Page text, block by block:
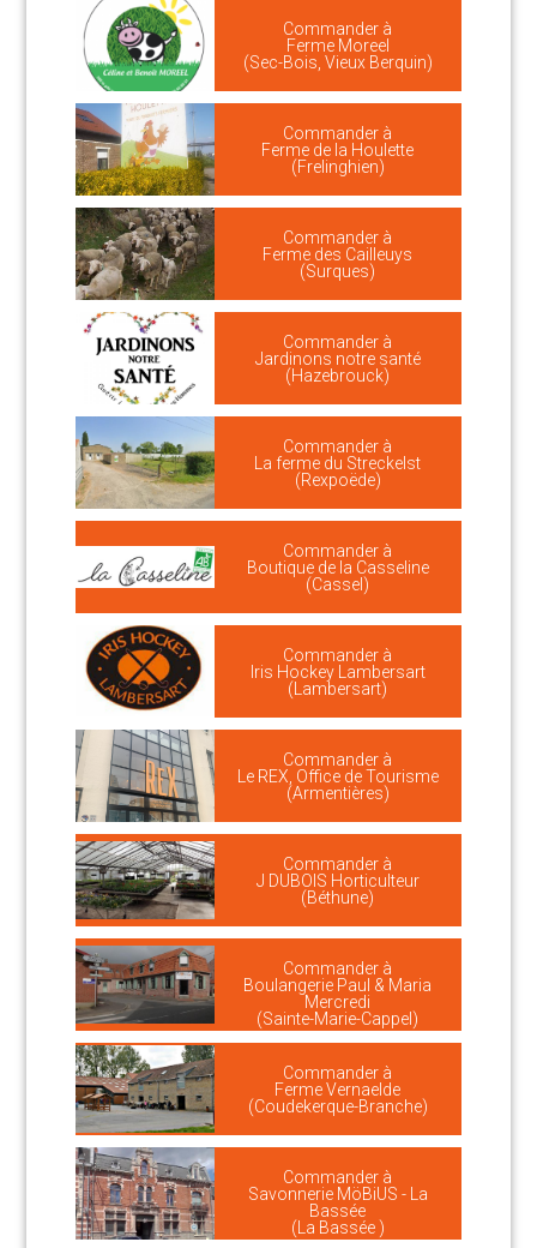
Commander à
Ferme Moreel
(Sec-Bois, Vieux Berquin)
Commander à
Ferme de la Houlette
(Frelinghien)
Commander à
Ferme des Cailleuys
(Surques)
Commander à
Jardinons notre santé
(Hazebrouck)
Commander à
La ferme du Streckelst
(Rexpoëde)
Commander à
Boutique de la Casseline
(Cassel)
Commander à
Iris Hockey Lambersart
(Lambersart)
Commander à
Le REX, Office de Tourisme
(Armentières)
Commander à
J DUBOIS Horticulteur
(Béthune)
Commander à
Boulangerie Paul & Maria
Mercredi
(Sainte-Marie-Cappel)
Commander à
Ferme Vernaelde
(Coudekerque-Branche)
Commander à
Savonnerie MöBiUS - La
Bassée
(La Bassée )